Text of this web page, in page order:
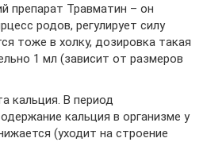
препарат Травматин – он
родов, регулирует силу
тоже в холку, дозировка такая
1 мл (зависит от размеров
кальция. В период
кальция в организме у
(уходит на строение